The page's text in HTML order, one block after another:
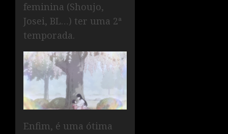
feminina (Shoujo,
Josei, BL…) ter uma 2ª
temporada.
Enfim, é uma ótima